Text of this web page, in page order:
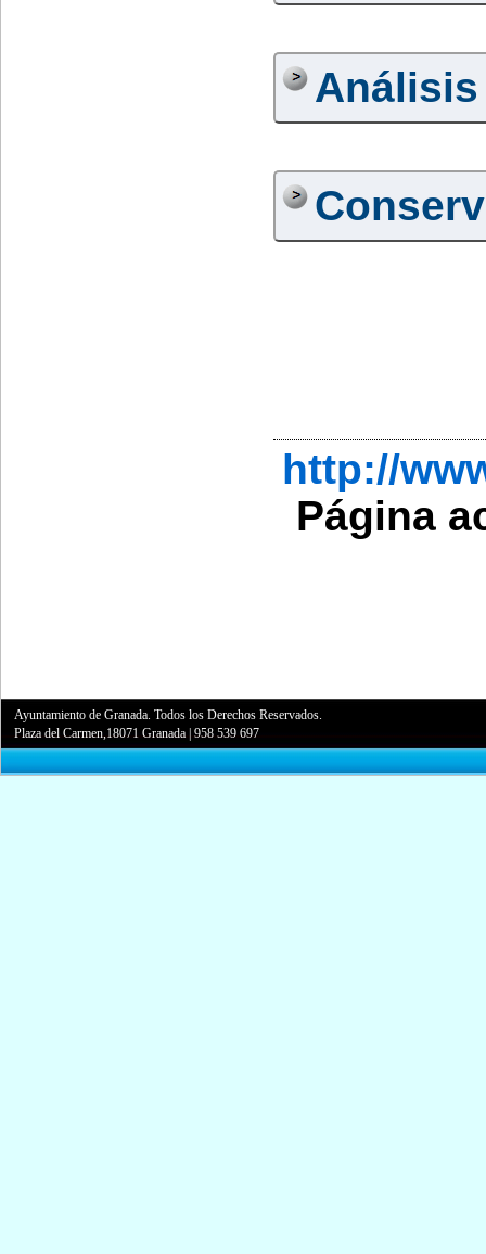
http://
Página
Ayuntamiento de Granada. Todos los Derechos Reservados.
Plaza del Carmen,18071 Granada |958 539 697